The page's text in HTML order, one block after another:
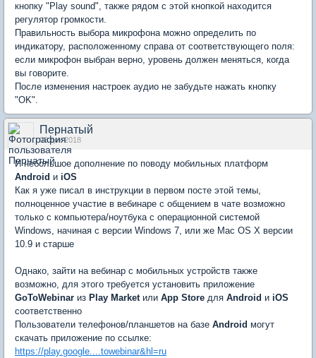
кнопку "Play sound", также рядом с этой кнопкой находится
регулятор громкости.
Правильность выбора микрофона можно определить по
индикатору, расположенному справа от соответствующего поля:
если микрофон выбран верно, уровень должен меняться, когда
вы говорите.
После изменения настроек аудио не забудьте нажать кнопку
"OK".
Пернатый
03 дек 2018
И небольшое дополнение по поводу мобильных платформ
Android и iOS
Как я уже писал в инструкции в первом посте этой темы,
полноценное участие в вебинаре с общением в чате возможно
только с компьютера/ноутбука с операционной системой
Windows, начиная с версии Windows 7, или же Mac OS X версии
10.9 и старше
Однако, зайти на вебинар с мобильных устройств также
возможно, для этого требуется установить приложение
GoToWebinar из Play Marketили App Store для Android и iOS
соответственно
Пользователи телефонов/планшетов на базе Android могут
скачать приложение по ссылке:
https://play.google....towebinar&hl=ru